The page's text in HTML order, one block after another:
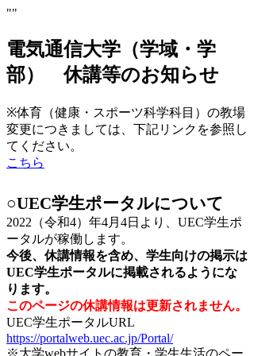
""
電気通信大学（学域・学
部） 休講等のお知らせ
※体育（健康・スポーツ科学科目）の教場
変更につきましては、下記リンクを参照し
てください。
こちら
○UEC学生ポータルについて
2022 （令和4）年4月 4日より、 UEC学生ポ
ータルが稼働します。
今後、休講情報を含め、学生向けの掲示は
UEC学生ポータルに掲載されるようにな
ります。
このページの休講情報は更新されません。
UEC学生ポータルURL
https://portalweb.uec.ac.jp/Portal/
※大学webサイトの教育・学生生活のペー